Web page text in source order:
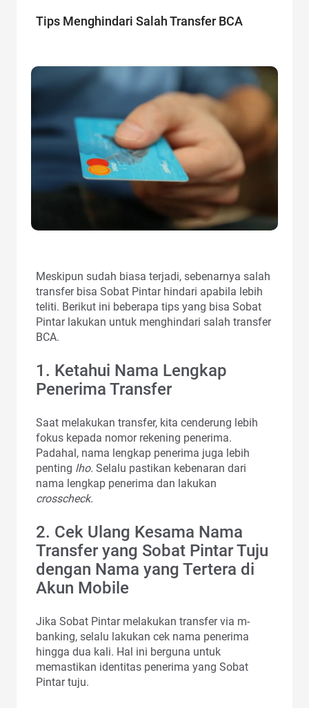
Tips Menghindari Salah Transfer BCA
Meskipun sudah biasa terjadi, sebenarnya salah
transfer bisa Sobat Pintar hindari apabila lebih
teliti. Berikut ini beberapa tips yang bisa Sobat
Pintar lakukan untuk menghindari salah transfer
BCA.
1. Ketahui Nama Lengkap
Penerima Transfer
Saat melakukan transfer, kita cenderung lebih
fokus kepada nomor rekening penerima.
Padahal, nama lengkap penerima juga lebih
penting lho. Selalu pastikan kebenaran dari
nama lengkap penerima dan lakukan
crosscheck.
2. Cek Ulang Kesama Nama
Transfer yang Sobat Pintar Tuju
dengan Nama yang Tertera di
Akun Mobile
Jika Sobat Pintar melakukan transfer via m-
banking, selalu lakukan cek nama penerima
hingga dua kali. Hal ini berguna untuk
memastikan identitas penerima yang Sobat
Pintar tuju.